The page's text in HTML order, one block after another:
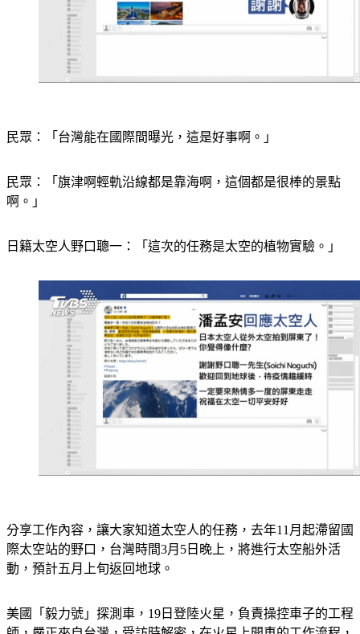
民眾：「台灣能在國際間曝光，這是好事啊。」
民眾：「旗津啊輕軌沿線都是靠海啊，這個都是很棒的景點
啊。」
日籍太空人野口聰一：「這次的任務是太空的植物實驗。」
分享工作內容，讓大家知道太空人的任務，去年11月起滯留國
際太空站的野口，台灣時間3月5日晚上，將進行太空船外活
動，預計五月上旬返回地球。
美國「毅力號」探測車，19日登陸火星，負責操控車子的工程